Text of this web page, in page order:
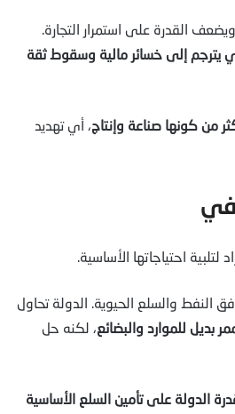
القدرة على استمرار التجارة.
يترجم إلى خسائر مالية وسقوط ثقة
من كونها صناعة وإنتاج، أي تهديد
لتلبية احتياجاتها الأساسية.
النفط والسلع الحيوية. الدولة تحاول
بديل للموارد والبضائع، لكنه حل
الدولة على تأمين السلع الأساسية